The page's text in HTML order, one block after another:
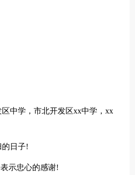
中学，市北开发区xx中学，xx
日子!
示忠心的感谢!